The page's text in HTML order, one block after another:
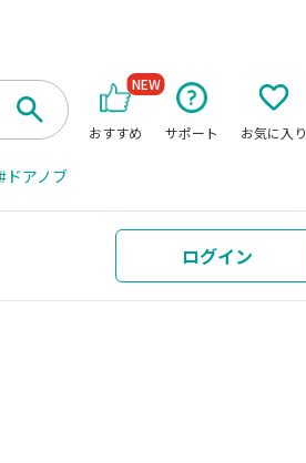
おすすめ
NEW
サポート お気に入り
ドアノブ
ログイン